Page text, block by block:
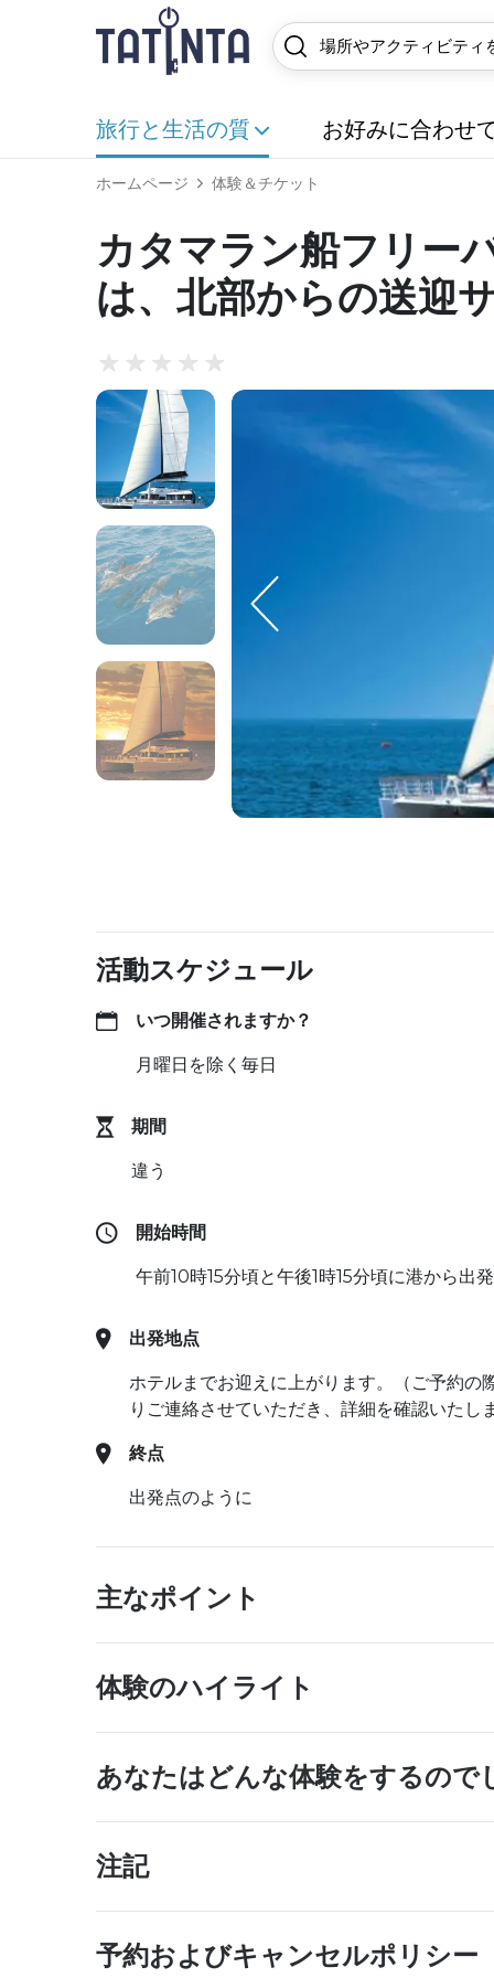
旅行と生活の質 お好みに合わせ
ホームページ 体験＆チケット
カタマラン船フリー
は、北部からの送迎
活動スケジュール
いつ開催されますか？
月曜日を除く毎日
期間
違う
開始時間
午前10時15分頃と午後1時15分頃に港から出
出発地点
ホテルまでお迎えに上がります。（ご予約の
りご連絡させていただき、詳細を確認いたし
終点
出発点のように
主なポイント
体験のハイライト
あなたはどんな体験をするので
注記
予約およびキャンセルポリシー